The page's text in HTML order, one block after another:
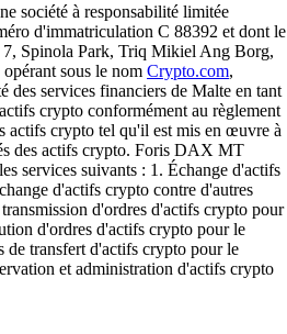
société à responsabilité limitée
d'immatriculation C 88392 et dont le
7, Spinola Park, Triq Mikiel Ang Borg,
sous le nom Crypto.com,
des services financiers de Malte en tant
crypto conformément au règlement
actifs crypto tel qu'il est mis en œuvre à
des actifs crypto. Foris DAX MT
services suivants : 1. Échange d'actifs
d'actifs crypto contre d'autres
d'ordres d'actifs crypto pour
d'ordres d'actifs crypto pour le
de transfert d'actifs crypto pour le
et administration d'actifs crypto